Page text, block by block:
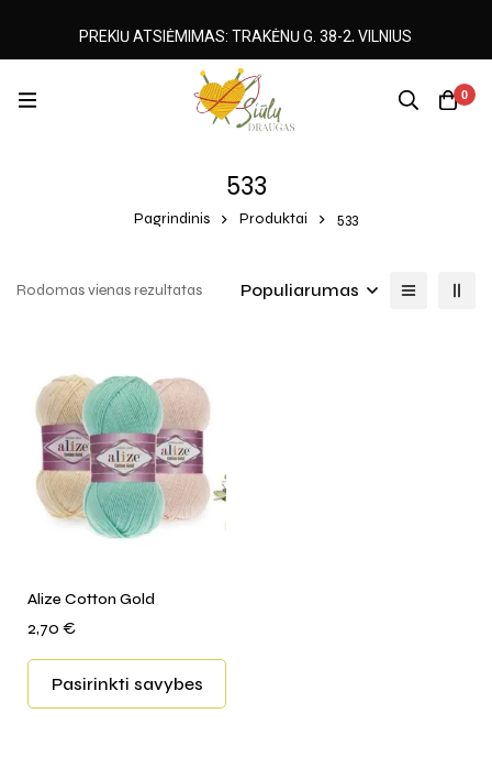
0
533
Pagrindinis Produktai 533
Rodomas vienas rezultatas Populiarumas
Alize Cotton Gold
2,70 €
Pasirinkti savybes
PREKIŲ ATSIĖMIMAS: TRAKĖNŲ G. 38-2, VILNIUS